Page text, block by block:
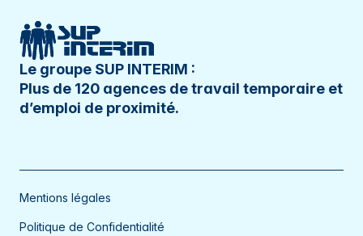
Le groupe SUP INTERIM :
Plus de 120 agences de travail temporaire et
d’emploi de proximité.
Mentions légales
Politique de Confidentialité